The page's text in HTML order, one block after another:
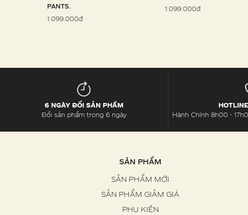
PANTS.
1.099.000đ
1.099.000đ
6 NGÀY ĐỔI SẢN PHẨM
Đổi sản phẩm trong 6 ngày
Hành Chính 8h00 -
SẢN PHẨM
SẢN PHẨM MỚI
SẢN PHẨM GIẢM GIÁ
PHỤ KIỆN